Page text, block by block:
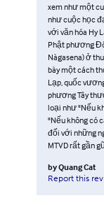
xem như một
như cuộc học
với văn hóa Hy
Phật phương
Nàgasena) ở
bày một cách
Lạp, quốc
phương Tây
loại như "Nếu
"Nếu không có
đối với những
MTVD rất gần
byQuang Cat
Report this